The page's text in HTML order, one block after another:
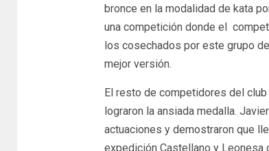
bronce en la modalidad de kata
una competición donde el
los cosechados por este grupo
mejor versión.
El resto de competidores del
lograron la ansiada medalla.
actuaciones y demostraron que
expedición Castellano y Leonesa